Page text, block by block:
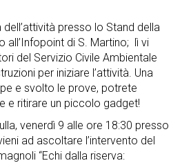
presso lo Stand della
all’Infopoint di S. Martino; lì vi
del Servizio Civile Ambientale
per iniziare l’attività. Una
e svolto le prove, potrete
e ritirare un piccolo gadget!
venerdì 9 alle ore 18:30 presso
ad ascoltare l’intervento del
“Echi dalla riserva: